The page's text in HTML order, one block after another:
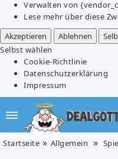
Verwalten von
Lese mehr über diese
Akzeptieren
Ablehnen
Selbst wählen
Cookie-Richtlinie
Datenschutzerklärung
Impressum
Startseite Allgemein